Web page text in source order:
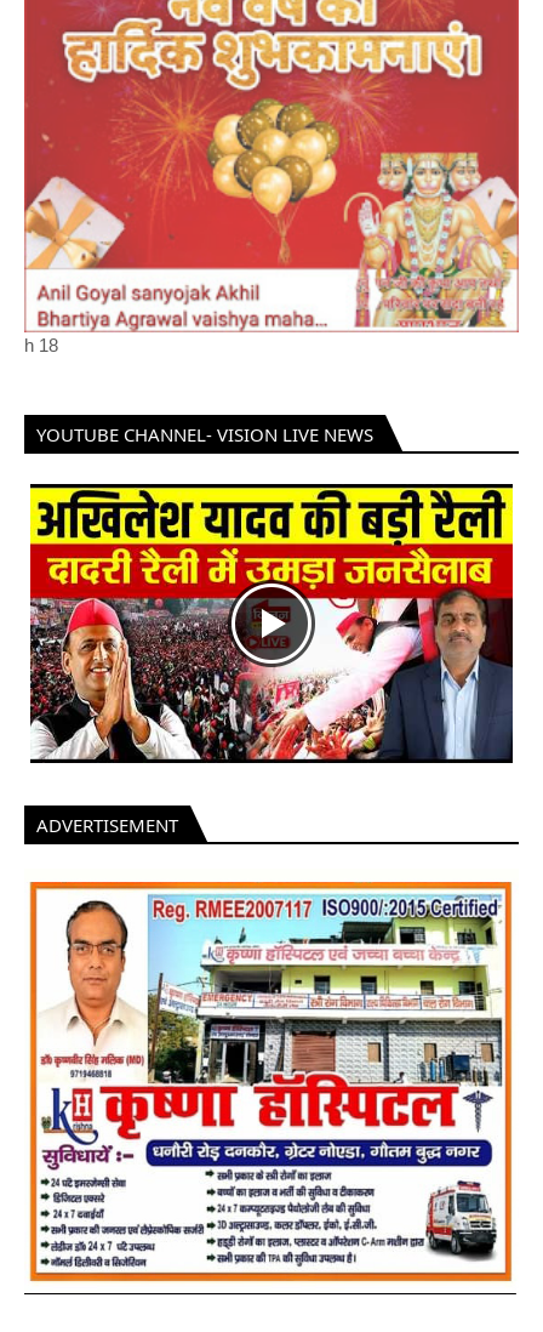
h 18
YOUTUBE CHANNEL- VISION LIVE NEWS
ADVERTISEMENT